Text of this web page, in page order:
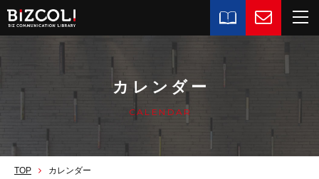
カレンダー
CALENDAR
TOP カレンダー